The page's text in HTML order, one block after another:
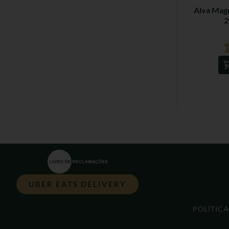
Alva
UBER EATS DELIVERY